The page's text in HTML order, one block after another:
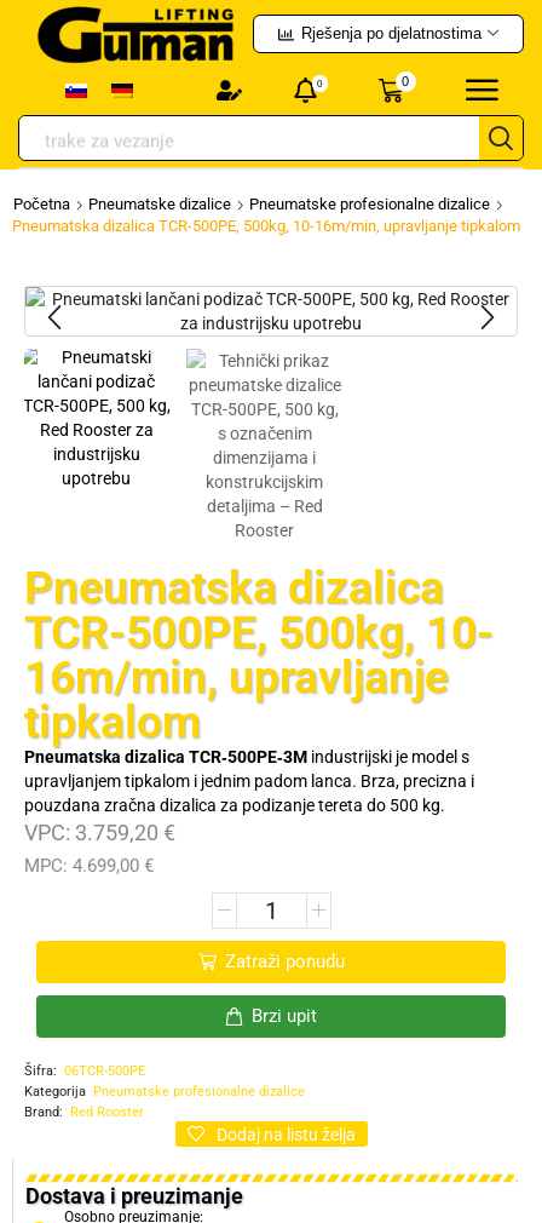
Rješenja po djelatnostima
trake za vezanje
0 0
Početna Pneumatske dizalice
Pneumatske profesionalne dizalice
Pneumatska dizalica TCR-500PE, 500kg, 10-16m/min, upravljanje tipkalom
Pneumatska dizalica
TCR-500PE, 500kg, 10-
16m/min, upravljanje
tipkalom
Pneumatska dizalica TCR‑500PE‑3M industrijski je model s
upravljanjem tipkalom i jednim padom lanca. Brza, precizna i
pouzdana zračna dizalica za podizanje tereta do 500 kg.
VPC: 3.759,20 €
MPC: 4.699,00 €
Zatraži ponudu
Brzi upit
Šifra: 06TCR-500PE
Kategorija Pneumatske profesionalne dizalice
Brand: Red Rooster
Dodaj na listu želja
Dostava i preuzimanje
Osobno preuzimanje: